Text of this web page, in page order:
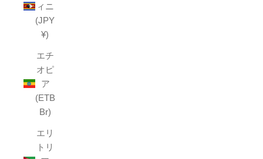
ィニ
(JPY
¥)
エチ
オピ
ア
(ETB
Br)
エリ
トリ